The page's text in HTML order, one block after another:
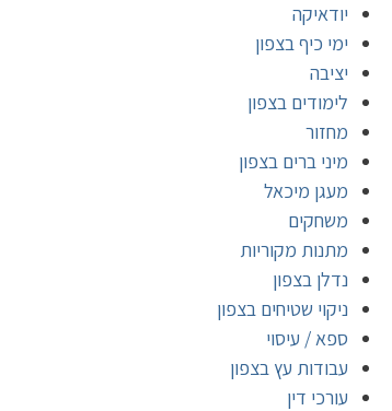
יודאיקה
ימי כיף בצפון
יציבה
לימודים בצפון
מחזור
מיני ברים בצפון
מעגן מיכאל
משחקים
מתנות מקוריות
נדלן בצפון
ניקוי שטיחים בצפון
ספא / עיסוי
עבודות עץ בצפון
עורכי דין